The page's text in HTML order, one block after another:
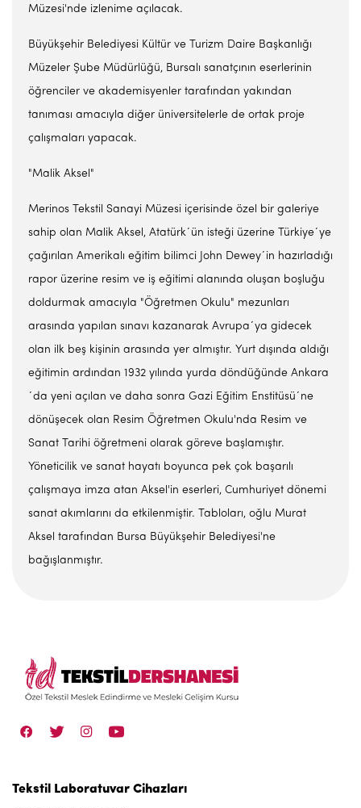
Müzesi'nde izlenime açılacak.
Büyükşehir Belediyesi Kültür ve Turizm Daire Başkanlığı
Müzeler Şube Müdürlüğü, Bursalı sanatçının eserlerinin
öğrenciler ve akademisyenler tarafından yakından
tanıması amacıyla diğer üniversitelerle de ortak proje
çalışmaları yapacak.
"Malik Aksel"
Merinos Tekstil Sanayi Müzesi içerisinde özel bir galeriye
sahip olan Malik Aksel, Atatürk´ün isteği üzerine Türkiye´ye
çağırılan Amerikalı eğitim bilimci John Dewey´in hazırladığı
rapor üzerine resim ve iş eğitimi alanında oluşan boşluğu
doldurmak amacıyla "Öğretmen Okulu" mezunları
arasında yapılan sınavı kazanarak Avrupa´ya gidecek
olan ilk beş kişinin arasında yer almıştır. Yurt dışında aldığı
eğitimin ardından 1932 yılında yurda döndüğünde Ankara
´da yeni açılan ve daha sonra Gazi Eğitim Enstitüsü´ne
dönüşecek olan Resim Öğretmen Okulu'nda Resim ve
Sanat Tarihi öğretmeni olarak göreve başlamıştır.
Yöneticilik ve sanat hayatı boyunca pek çok başarılı
çalışmaya imza atan Aksel'in eserleri, Cumhuriyet dönemi
sanat akımlarını da etkilenmiştir. Tabloları, oğlu Murat
Aksel tarafından Bursa Büyükşehir Belediyesi'ne
bağışlanmıştır.
Tekstil Laboratuvar Cihazları